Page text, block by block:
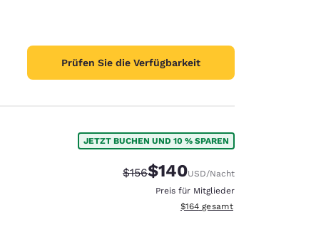
Prüfen Sie die Verfügbarkeit
JETZT BUCHEN UND 10 % SPAREN
Durchgestrichener Preis:
$156Vergünstigter Preis:
$140USD/Nacht
Preis für Mitglieder
Geschätzte Gesamtdetails
$164 gesamt